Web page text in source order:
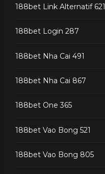
188bet Link Alternatif 621
188bet Login 287
188bet Nha Cai 491
188bet Nha Cai 867
188bet One 365
188bet Vao Bong 521
188bet Vao Bong 805